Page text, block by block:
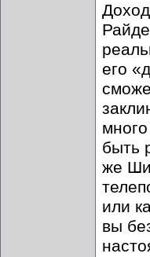
его
быть
же
или
вы